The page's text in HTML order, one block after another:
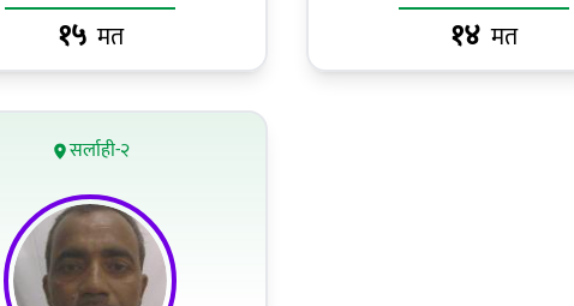
१५ मत १४ मत
सर्लाही-२